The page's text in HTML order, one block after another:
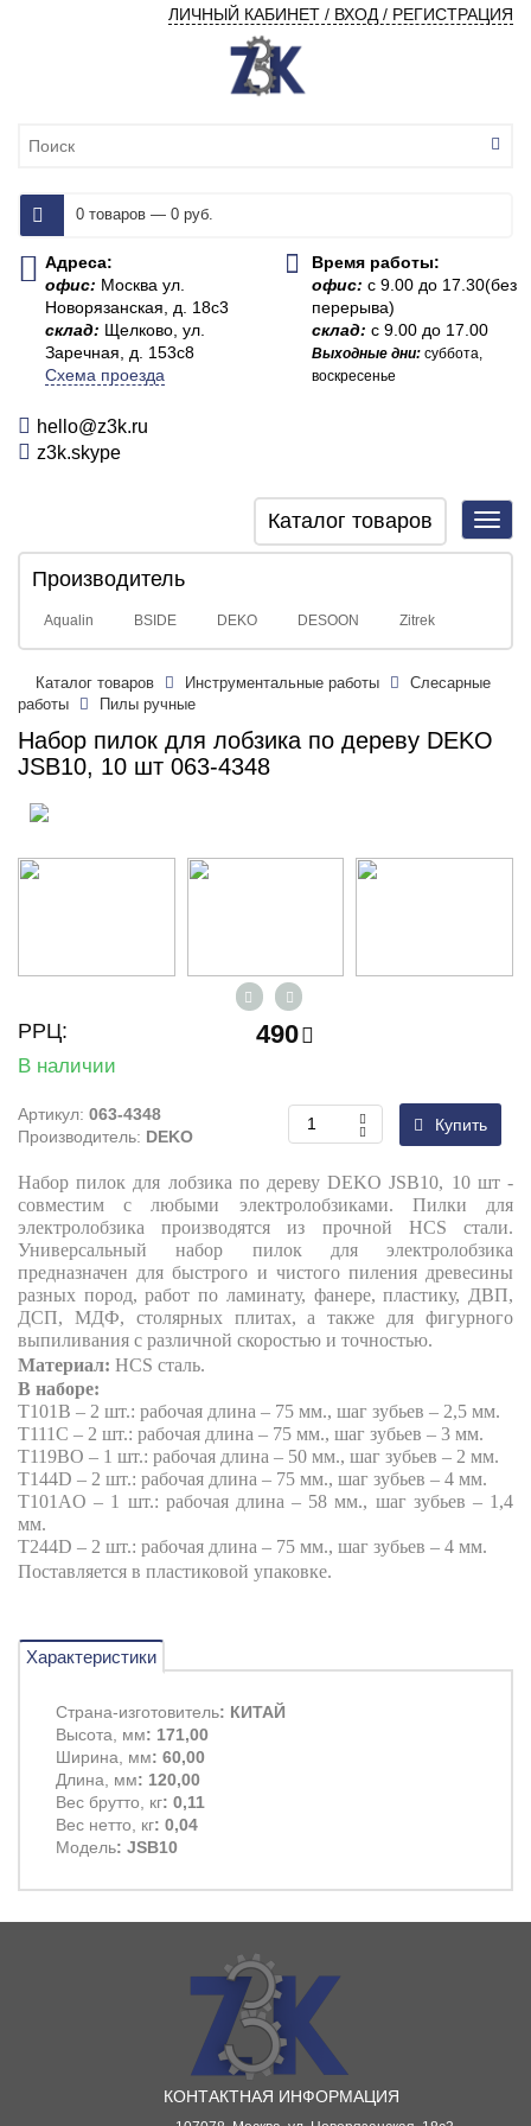
ЛИЧНЫЙ КАБИНЕТ / ВХОД / РЕГИСТРАЦИЯ
0 товаров — 0 руб.
Адреса:
офис: Москва ул.
Новорязанская, д. 18с3
склад: Щелково, ул.
Заречная, д. 153с8
Схема проезда
Время работы:
офис:с 9.00 до 17.30(без
перерыва)
склад:с 9.00 до 17.00
Выходные дни:суббота,
воскресенье
hello@z3k.ru
z3k.skype
Каталог товаров
Производитель
Aqualin BSIDE DEKO DESOON Zitrek
Каталог товаров Инструментальные работы
Слесарные
работы
Пилы ручные
Набор пилок для лобзика по дереву DEKO
JSB10, 10 шт 063-4348
РРЦ: 490
В наличии
Артикул: 063-4348
Производитель: DEKO
Купить
Набор пилок для лобзика по дереву DEKO JSB10, 10 шт -
совместим с любыми электролобзиками. Пилки для
электролобзика производятся из прочной HCS стали.
Универсальный набор пилок для электролобзика
предназначен для быстрого и чистого пиления древесины
разных пород, работ по ламинату, фанере, пластику, ДВП,
ДСП, МДФ, столярных плитах, а также для фигурного
выпиливания с различной скоростью и точностью.
Материал: HCS сталь.
В наборе:
T101B – 2 шт.: рабочая длина – 75 мм., шаг зубьев – 2,5 мм.
T111C – 2 шт.: рабочая длина – 75 мм., шаг зубьев – 3 мм.
T119BO – 1 шт.: рабочая длина – 50 мм., шаг зубьев – 2 мм.
T144D – 2 шт.: рабочая длина – 75 мм., шаг зубьев – 4 мм.
T101 AO – 1 шт.: рабочая длина – 58 мм., шаг зубьев – 1,4
мм.
T244D – 2 шт.: рабочая длина – 75 мм., шаг зубьев – 4 мм.
Поставляется в пластиковой упаковке.
Характеристики
Страна-изготовитель: КИТАЙ
Высота, мм: 171,00
Ширина, мм: 60,00
Длина, мм: 120,00
Вес брутто, кг: 0,11
Вес нетто, кг: 0,04
Модель: JSB10
КОНТАКТНАЯ ИНФОРМАЦИЯ